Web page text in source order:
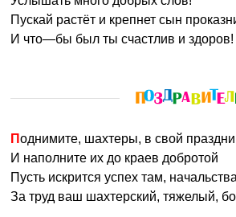
Пускай растёт и крепнет сын
И что—бы был ты счастлив и здоров!
Поднимите, шахтеры, в свой
И наполните их до краев добротой
Пусть искрится успех там,
За труд ваш шахтерский, тяжелый,